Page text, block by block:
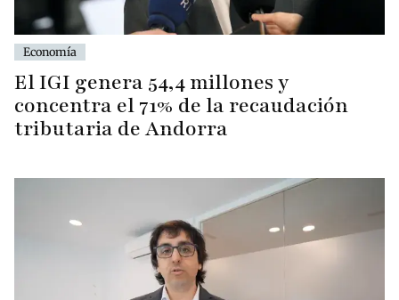
Economía
El IGI genera 54,4 millones y
concentra el 71% de la recaudación
tributaria de Andorra